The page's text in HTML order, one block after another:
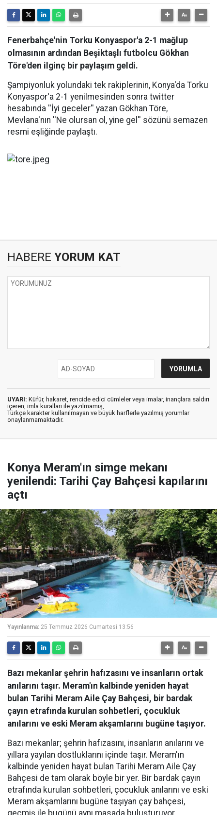
Fenerbahçe'nin Torku Konyaspor'a 2-1 mağlup
olmasının ardından Beşiktaşlı futbolcu Gökhan
Töre'den ilginç bir paylaşım geldi.
Şampiyonluk yolundaki tek rakiplerinin, Konya'da Torku
Konyaspor'a 2-1 yenilmesinden sonra twitter
hesabında ''İyi geceler'' yazan Gökhan Töre,
Mevlana'nın ''Ne olursan ol, yine gel'' sözünü semazen
resmi eşliğinde paylaştı.
HABERE YORUM KAT
UYARI: Küfür, hakaret, rencide edici cümleler veya imalar, inançlara saldırı
içeren, imla kuralları ile yazılmamış,
Türkçe karakter kullanılmayan ve büyük harflerle yazılmış yorumlar
onaylanmamaktadır.
Konya Meram'ın simge mekanı
yenilendi: Tarihi Çay Bahçesi kapılarını
açtı
Yayınlanma: 25 Temmuz 2026 Cumartesi 13:56
Bazı mekanlar şehrin hafızasını ve insanların ortak
anılarını taşır. Meram'ın kalbinde yeniden hayat
bulan Tarihi Meram Aile Çay Bahçesi, bir bardak
çayın etrafında kurulan sohbetleri, çocukluk
anılarını ve eski Meram akşamlarını bugüne taşıyor.
Bazı mekanlar; şehrin hafızasını, insanların anılarını ve
yıllara yayılan dostluklarını içinde taşır. Meram'ın
kalbinde yeniden hayat bulan Tarihi Meram Aile Çay
Bahçesi de tam olarak böyle bir yer. Bir bardak çayın
etrafında kurulan sohbetleri, çocukluk anılarını ve eski
Meram akşamlarını bugüne taşıyan çay bahçesi,
geçmiş ile bugünü aynı masada buluşturuyor.